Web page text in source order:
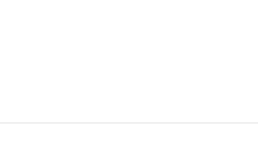
где каждый метр